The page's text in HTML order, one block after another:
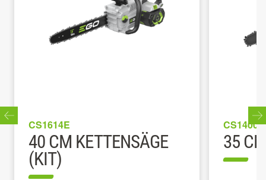
CS1614E
40 CM KETTENSÄGE
(KIT)
CS1400E
35